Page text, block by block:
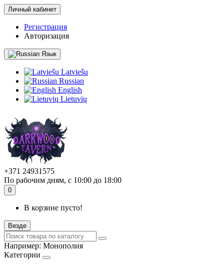
Личный кабинет
Регистрация
Авторизация
Язык
Latviešu
Russian
English
Lietuvių
+371 24931575
По рабочим дням, с 10:00 до 18:00
0
В корзине пусто!
Везде
Например: Монополия
Категории